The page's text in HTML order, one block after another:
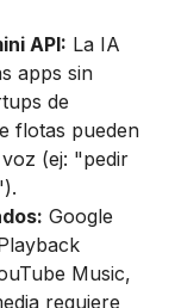
API: La IA
apps sin
de
flotas pueden
(ej: "pedir
Google
Music,
requiere